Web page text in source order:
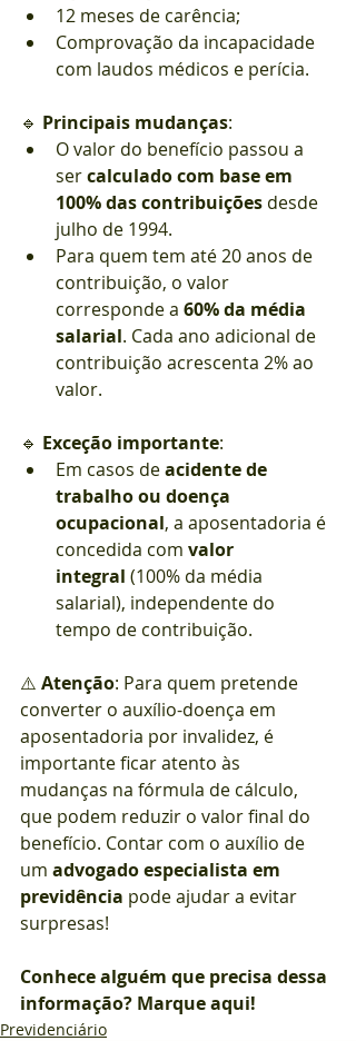
12 meses de carência;
Comprovação da incapacidade
com laudos médicos e perícia.
🔹 Principais mudanças:
O valor do benefício passou a
ser calculado com base em
100% das contribuições desde
julho de 1994.
Para quem tem até 20 anos de
contribuição, o valor
corresponde a 60% da média
salarial. Cada ano adicional de
contribuição acrescenta 2% ao
valor.
🔹 Exceção importante:
Em casos de acidente de
trabalho ou doença
ocupacional, a aposentadoria é
concedida com valor
integral (100% da média
salarial), independente do
tempo de contribuição.
⚠️ Atenção: Para quem pretende
converter o auxílio-doença em
aposentadoria por invalidez, é
importante ficar atento às
mudanças na fórmula de cálculo,
que podem reduzir o valor final do
benefício. Contar com o auxílio de
um advogado especialista em
previdência pode ajudar a evitar
surpresas!
Conhece alguém que precisa dessa
informação? Marque aqui!
Previdenciário